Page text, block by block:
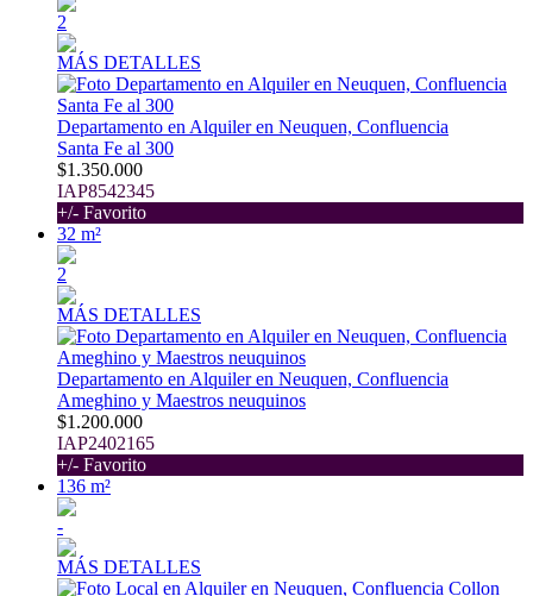
2
MÁS DETALLES
Departamento en Alquiler en Neuquen, Confluencia
Santa Fe al 300
$1.350.000
IAP8542345
+/- Favorito
32 m²
2
MÁS DETALLES
Departamento en Alquiler en Neuquen, Confluencia
Ameghino y Maestros neuquinos
$1.200.000
IAP2402165
+/- Favorito
136 m²
-
MÁS DETALLES